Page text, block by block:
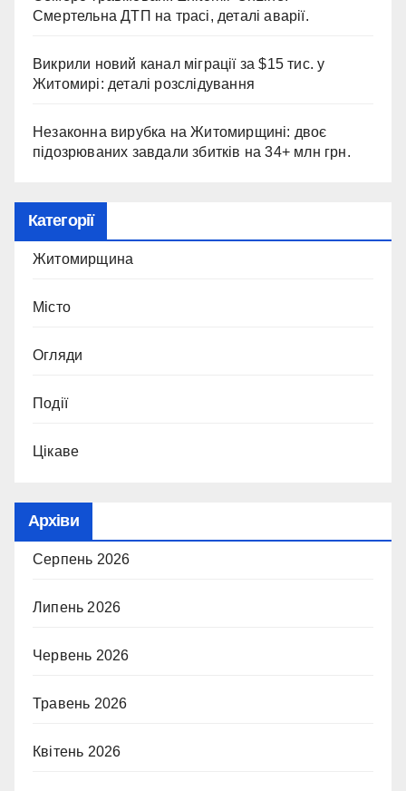
Смертельна ДТП на трасі, деталі аварії.
Викрили новий канал міграції за $15 тис. у
Житомирі: деталі розслідування
Незаконна вирубка на Житомирщині: двоє
підозрюваних завдали збитків на 34+ млн грн.
Категорії
Житомирщина
Місто
Огляди
Події
Цікаве
Архіви
Серпень 2026
Липень 2026
Червень 2026
Травень 2026
Квітень 2026